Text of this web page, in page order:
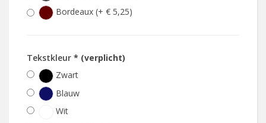
Bordeaux (+ € 5,25)
Tekstkleur * (verplicht)
Zwart
Blauw
Wit